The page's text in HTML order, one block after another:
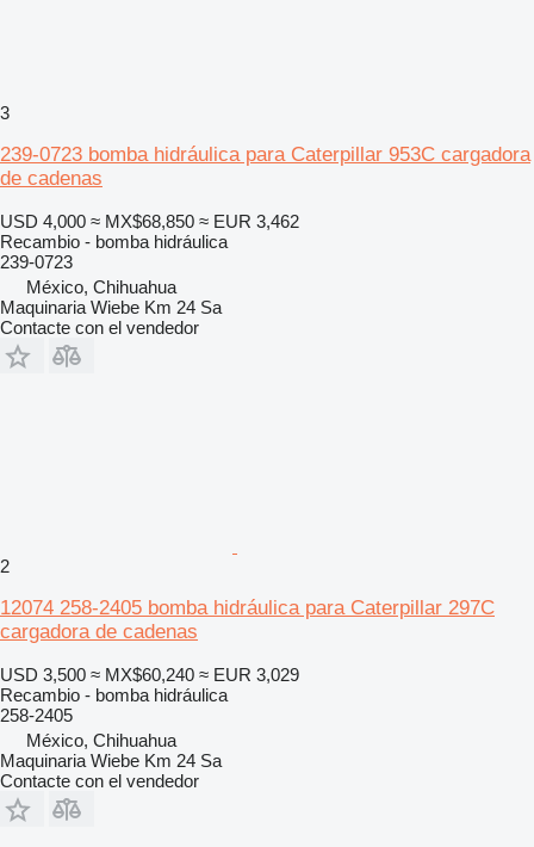
3
239-0723 bomba hidráulica para Caterpillar 953C cargadora
de cadenas
USD 4,000 ≈ MX$68,850 ≈ EUR 3,462
Recambio - bomba hidráulica
239-0723
México, Chihuahua
Maquinaria Wiebe Km 24 Sa
Contacte con el vendedor
2
12074 258-2405 bomba hidráulica para Caterpillar 297C
cargadora de cadenas
USD 3,500 ≈ MX$60,240 ≈ EUR 3,029
Recambio - bomba hidráulica
258-2405
México, Chihuahua
Maquinaria Wiebe Km 24 Sa
Contacte con el vendedor